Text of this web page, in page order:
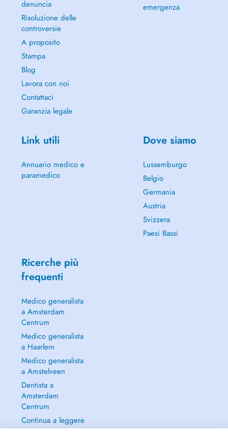
denuncia
Risoluzione delle
controversie
A proposito
Stampa
Blog
Lavora con noi
Contattaci
Garanzia legale
emergenza
Link utili
Annuario medico e
paramedico
Dove siamo
Lussemburgo
Belgio
Germania
Austria
Svizzera
Paesi Bassi
Ricerche più
frequenti
Medico generalista
a Amsterdam
Centrum
Medico generalista
a Haarlem
Medico generalista
a Amstelveen
Dentista a
Amsterdam
Centrum
Continua a leggere
→